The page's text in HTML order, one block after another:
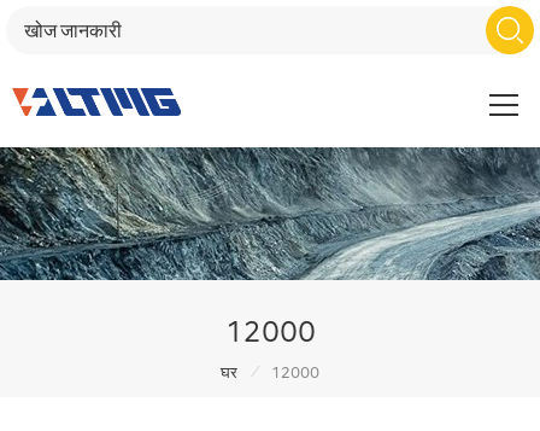
12000
घर / 12000